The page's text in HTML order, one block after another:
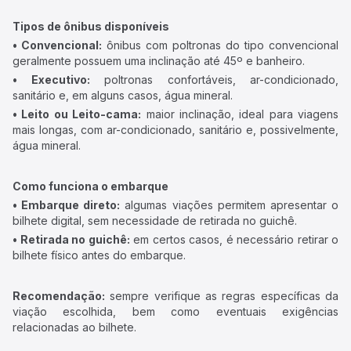
Tipos de ônibus disponíveis
• Convencional: ônibus com poltronas do tipo convencional
geralmente possuem uma inclinação até 45º e banheiro.
• Executivo: poltronas confortáveis, ar-condicionado,
sanitário e, em alguns casos, água mineral.
• Leito ou Leito-cama: maior inclinação, ideal para viagens
mais longas, com ar-condicionado, sanitário e, possivelmente,
água mineral.
Como funciona o embarque
• Embarque direto: algumas viações permitem apresentar o
bilhete digital, sem necessidade de retirada no guichê.
• Retirada no guichê: em certos casos, é necessário retirar o
bilhete físico antes do embarque.
Recomendação: sempre verifique as regras específicas da
viação escolhida, bem como eventuais exigências
relacionadas ao bilhete.